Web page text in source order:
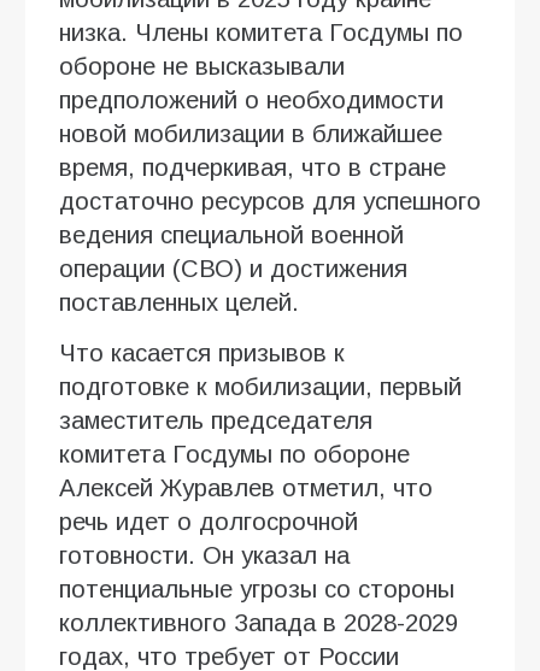
низка. Члены комитета Госдумы по
обороне не высказывали
предположений о необходимости
новой мобилизации в ближайшее
время, подчеркивая, что в стране
достаточно ресурсов для успешного
ведения специальной военной
операции (СВО) и достижения
поставленных целей.
Что касается призывов к
подготовке к мобилизации, первый
заместитель председателя
комитета Госдумы по обороне
Алексей Журавлев отметил, что
речь идет о долгосрочной
готовности. Он указал на
потенциальные угрозы со стороны
коллективного Запада в 2028-2029
годах, что требует от России